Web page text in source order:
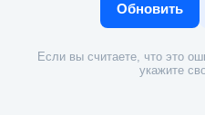
Обновить
Если вы считаете, что это
укажите